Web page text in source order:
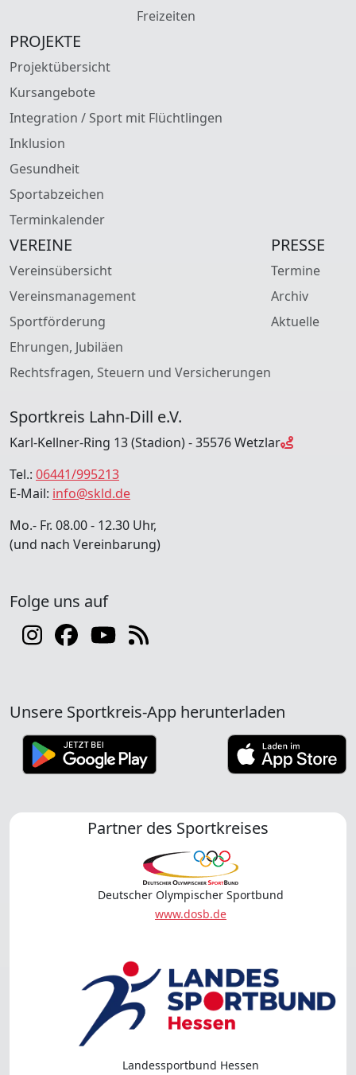
Freizeiten
PROJEKTE
Projektübersicht
Kursangebote
Integration / Sport mit Flüchtlingen
Inklusion
Gesundheit
Sportabzeichen
Terminkalender
VEREINE
Vereinsübersicht
Vereinsmanagement
Sportförderung
Ehrungen, Jubiläen
Rechtsfragen, Steuern und Versicherungen
PRESSE
Termine
Archiv
Aktuelle
Sportkreis Lahn-Dill e.V.
Karl-Kellner-Ring 13 (Stadion) - 35576 Wetzlar
Tel.: 06441/995213
E-Mail: info@skld.de
Mo.- Fr. 08.00 - 12.30 Uhr,
(und nach Vereinbarung)
Folge uns auf
Unsere Sportkreis-App herunterladen
Partner des Sportkreises
Deutscher Olympischer Sportbund
www.dosb.de
Landessportbund Hessen